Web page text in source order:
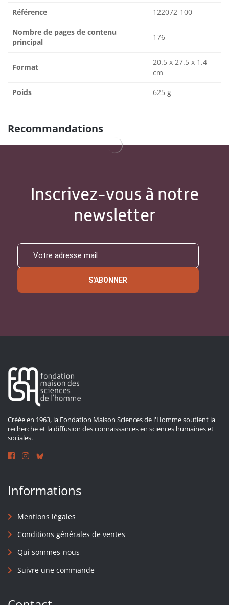
Référence 122072-100
Nombre de pages de contenu
principal
176
Format
20.5 x 27.5 x 1.4
cm
Poids 625 g
Recommandations
Inscrivez-vous à notre
newsletter
S'ABONNER
Créée en 1963, la Fondation Maison Sciences de l'Homme soutient la
recherche et la diffusion des connaissances en sciences humaines et
sociales.
Informations
Mentions légales
Conditions générales de ventes
Qui sommes-nous
Suivre une commande